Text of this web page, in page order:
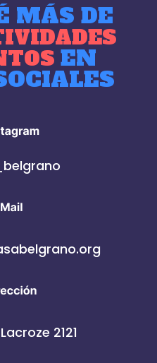
MÁS DE
EN
2121